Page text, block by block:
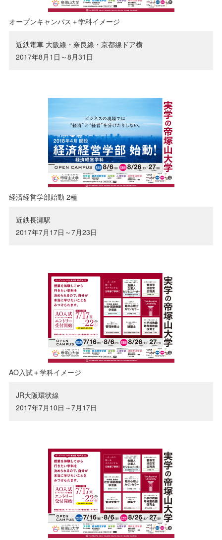
オープンキャンパス＋学科イメージ
近鉄電車 大阪線・奈良線・京都線ドア横
2017年8月1日～8月31日
経済経営学部始動 2種
近鉄長瀬駅
2017年7月17日～7月23日
AO入試＋学科イメージ
JR大阪環状線
2017年7月10日～7月17日